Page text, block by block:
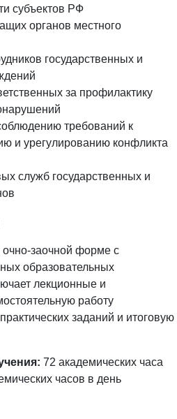
субъектов РФ
органов местного
государственных и
за профилактику
требований к
и урегулированию конфликта
служб государственных и
очно-заочной форме с
образовательных
лекционные и
работу
заданий и итоговую
72 академических часа
часов в день